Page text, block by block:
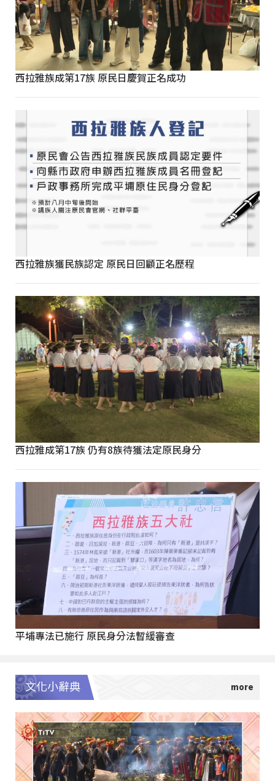
西拉雅族成第17族 原民日慶賀正名成功
西拉雅族獲民族認定 原民日回顧正名歷程
西拉雅成第17族 仍有8族待獲法定原民身分
平埔專法已施行 原民身分法暫緩審查
文化小辭典